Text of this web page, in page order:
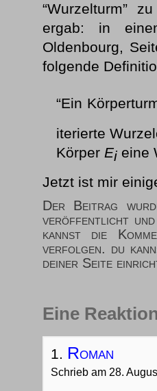
“Wurzelturm”
ergab: in
Oldenbourg,
folgende
“Ein
iterierte
Körper Eieine
Jetzt ist mir
Der Beitrag
veröffentlicht
kannst die
verfolgen. du
deiner Seite
Eine
Roman
Schrieb am 28.